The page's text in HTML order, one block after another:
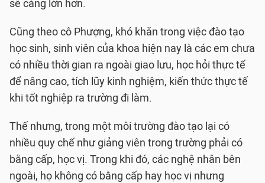
sẽ càng lớn hơn.
Cũng theo cô Phượng, khó khăn trong việc đào tạo
học sinh, sinh viên của khoa hiện nay là các em chưa
có nhiều thời gian ra ngoài giao lưu, học hỏi thực tế
để nâng cao, tích lũy kinh nghiệm, kiến thức thực tế
khi tốt nghiệp ra trường đi làm.
Thế nhưng, trong một môi trường đào tạo lại có
nhiều quy chế như giảng viên trong trường phải có
bằng cấp, học vị. Trong khi đó, các nghệ nhân bên
ngoài, họ không có bằng cấp hay học vị nhưng